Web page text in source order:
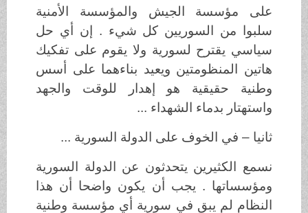
على مؤسسة الجيش والمؤسسة الأمنية
سلبوا من السوريين كل شيء . إن أي حل
سياسي يقترح لسورية ولا يقوم على تفكيك
هاتين المنظومتين ويعيد بناءهما على أسس
وطنية حقيقية هو إهدار للوقت والجهد
واستهتار بدماء الشهداء ...
ثانيا – في الخوف على الدولة السورية ...
نسمع الكثيرين يتحدثون عن الدولة السورية
ومؤسساتها . يجب أن يكون واضحا أن هذا
النظام لم يبق في سورية أي مؤسسة وطنية